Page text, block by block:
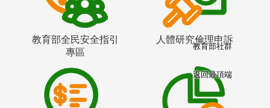
教育部全民安全指引
專區
人體研究倫理申訴
教育部社群
返回最頂端